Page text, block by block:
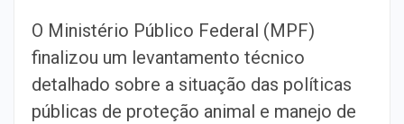
O Ministério Público Federal (MPF)
finalizou um levantamento técnico
detalhado sobre a situação das políticas
públicas de proteção animal e manejo de